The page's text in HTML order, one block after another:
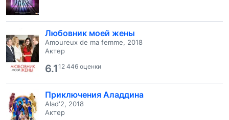
Любовник моей жены
Amoureux de ma femme, 2018
Актер
6.112 446 оценки
Приключения Аладдина
Alad'2, 2018
Актер